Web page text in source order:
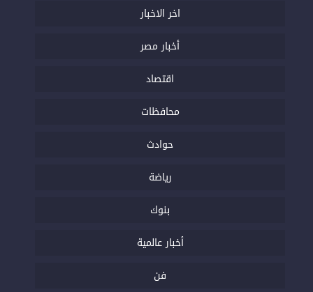
اخر الاخبار
أخبار مصر
اقتصاد
محافظات
حوادث
رياضة
بنوك
أخبار عالمية
فن